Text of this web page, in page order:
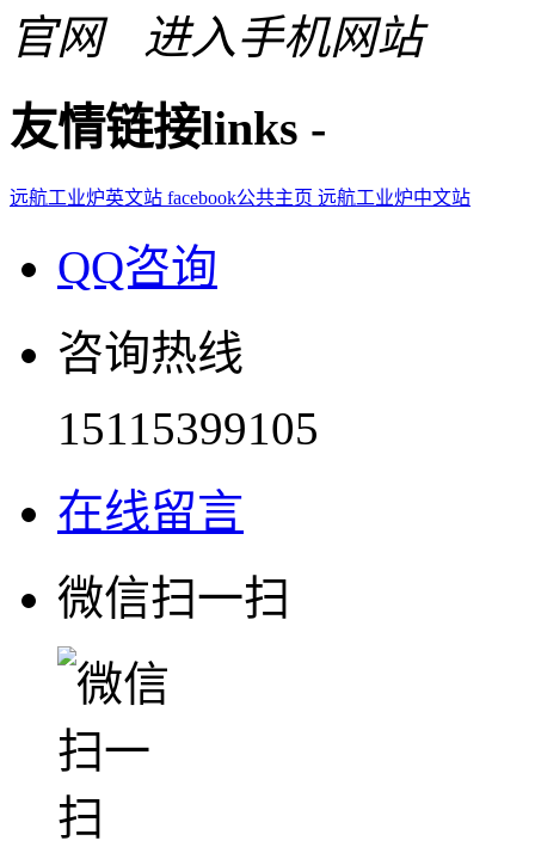
进入手机网站
友情链接links -
远航工业炉英文站 facebook公共主页 远航工业炉中文站
QQ咨询
咨询热线
15115399105
在线留言
微信扫一扫